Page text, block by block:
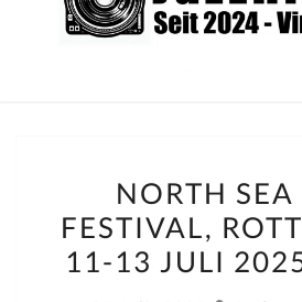
Seit
2024
SEA
JAZZ
NORTH
FESTIVAL,
11-13 JULI